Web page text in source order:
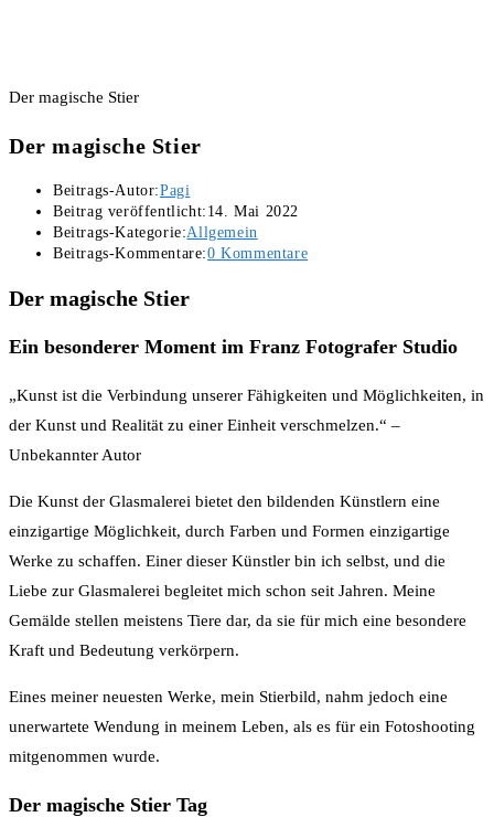
Der magische Stier
Der magische Stier
Beitrags-Autor:Pagi
Beitrag veröffentlicht: 14. Mai 2022
Beitrags-Kategorie:Allgemein
Beitrags-Kommentare:0 Kommentare
Der magische Stier
Ein besonderer Moment im Franz Fotografer Studio
„Kunst ist die Verbindung unserer Fähigkeiten und Möglichkeiten, in
der Kunst und Realität zu einer Einheit verschmelzen.“ –
Unbekannter Autor
Die Kunst der Glasmalerei bietet den bildenden Künstlern eine
einzigartige Möglichkeit, durch Farben und Formen einzigartige
Werke zu schaffen. Einer dieser Künstler bin ich selbst, und die
Liebe zur Glasmalerei begleitet mich schon seit Jahren. Meine
Gemälde stellen meistens Tiere dar, da sie für mich eine besondere
Kraft und Bedeutung verkörpern.
Eines meiner neuesten Werke, mein Stierbild, nahm jedoch eine
unerwartete Wendung in meinem Leben, als es für ein Fotoshooting
mitgenommen wurde.
Der magische Stier Tag